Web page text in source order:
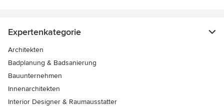
Expertenkategorie
Architekten
Badplanung & Badsanierung
Bauunternehmen
Innenarchitekten
Interior Designer & Raumausstatter